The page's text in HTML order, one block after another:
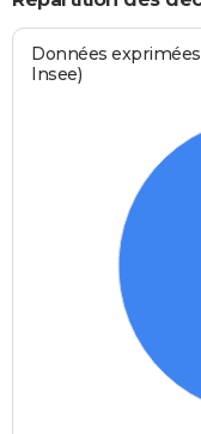
Données
Insee)